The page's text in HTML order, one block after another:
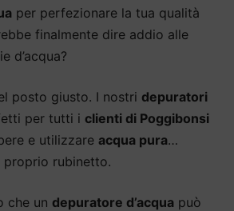
per perfezionare la tua qualità
finalmente dire addio alle
d’acqua?
posto giusto. I nostri depuratori
per tutti i clienti di Poggibonsi
e utilizzare acqua pura…
rubinetto.
che un depuratore d’acqua può